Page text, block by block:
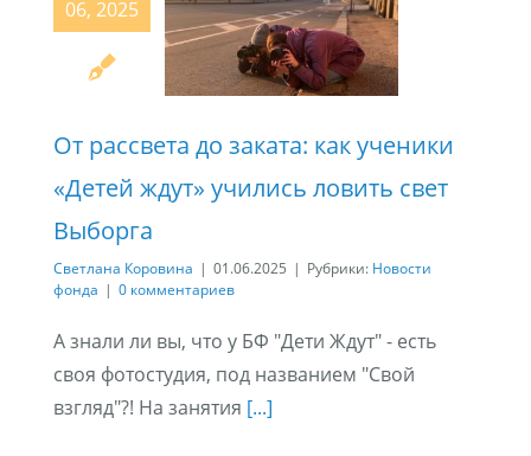
06, 2025
ученики «Детей
ждут» учились
ловить свет
От рассвета до заката: как ученики
«Детей ждут» учились ловить свет
Выборга
Светлана Коровина | 01.06.2025 | Рубрики: Новости
фонда | 0 комментариев
А знали ли вы, что у БФ "Дети Ждут" - есть
своя фотостудия, под названием "Свой
взгляд"?! На занятия [...]